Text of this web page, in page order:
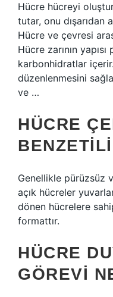
Hücre hücreyi
tutar, onu dışarıdan
Hücre ve çevresi
Hücre zarının
karbonhidratlar
düzenlenmesini
ve …
HÜCRE
Genellikle pürüzsüz
açık hücreler
dönen hücrelere
formattır.
HÜCRE
GÖREVI